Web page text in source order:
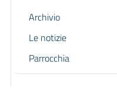
Archivio
Le notizie
Parrocchia